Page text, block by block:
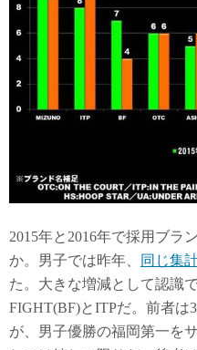
2015年と2016年で採用ブラ
か。男子では昨年、
同じ集
た。大きな増減として認識
FIGHT(BF)とITPだ。前者
が、男子優勝の福岡第一を